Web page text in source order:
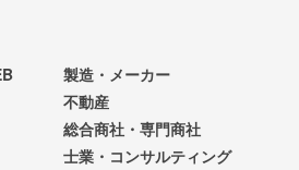
製造・メーカー
不動産
総合商社・専門商社
士業・コンサルティング